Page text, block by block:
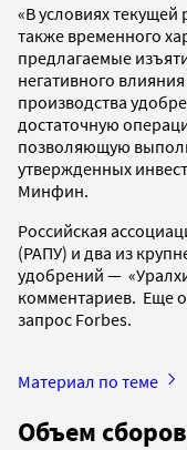
«В условиях
также временного
предлагаемые
негативного
производства
достаточную
позволяющую
утвержденных
Минфин.
Российская
(РАПУ) и два из
удобрений —
комментариев. Еще
запрос Forbes.
Материал по теме
Объем